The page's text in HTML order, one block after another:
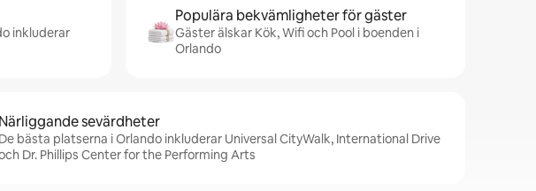
inkluderar
Populära bekvämligheter för gäster
Gäster älskar Kök, Wifi och Pool i boenden i
Orlando
Närliggande sevärdheter
De bästa platserna i Orlando inkluderar Universal CityWalk, International Drive
Dr. Phillips Center for the Performing Arts